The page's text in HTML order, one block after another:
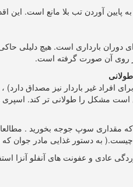
آوردن تب بلا مانع است. این
دوران بارداری است. هیچ دلیلی
روی آن صورت گرفته است.
افراد غیر باردار نیز مصداق
است مشکل را طولانی تر کند.
که مقداری سوپ جوجه بخورید .
به دستور غذایی مادر جوان
و عفونت های آنفلو آنزا